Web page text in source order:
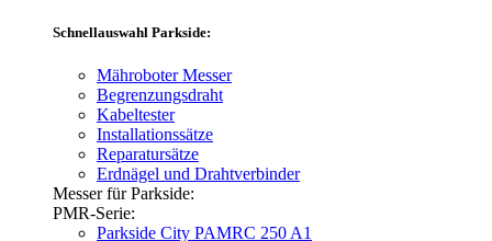
Schnellauswahl Parkside:
Mähroboter Messer
Begrenzungsdraht
Kabeltester
Installationssätze
Reparatursätze
Erdnägel und Drahtverbinder
Messer für Parkside:
PMR-Serie:
Parkside City PAMRC 250 A1